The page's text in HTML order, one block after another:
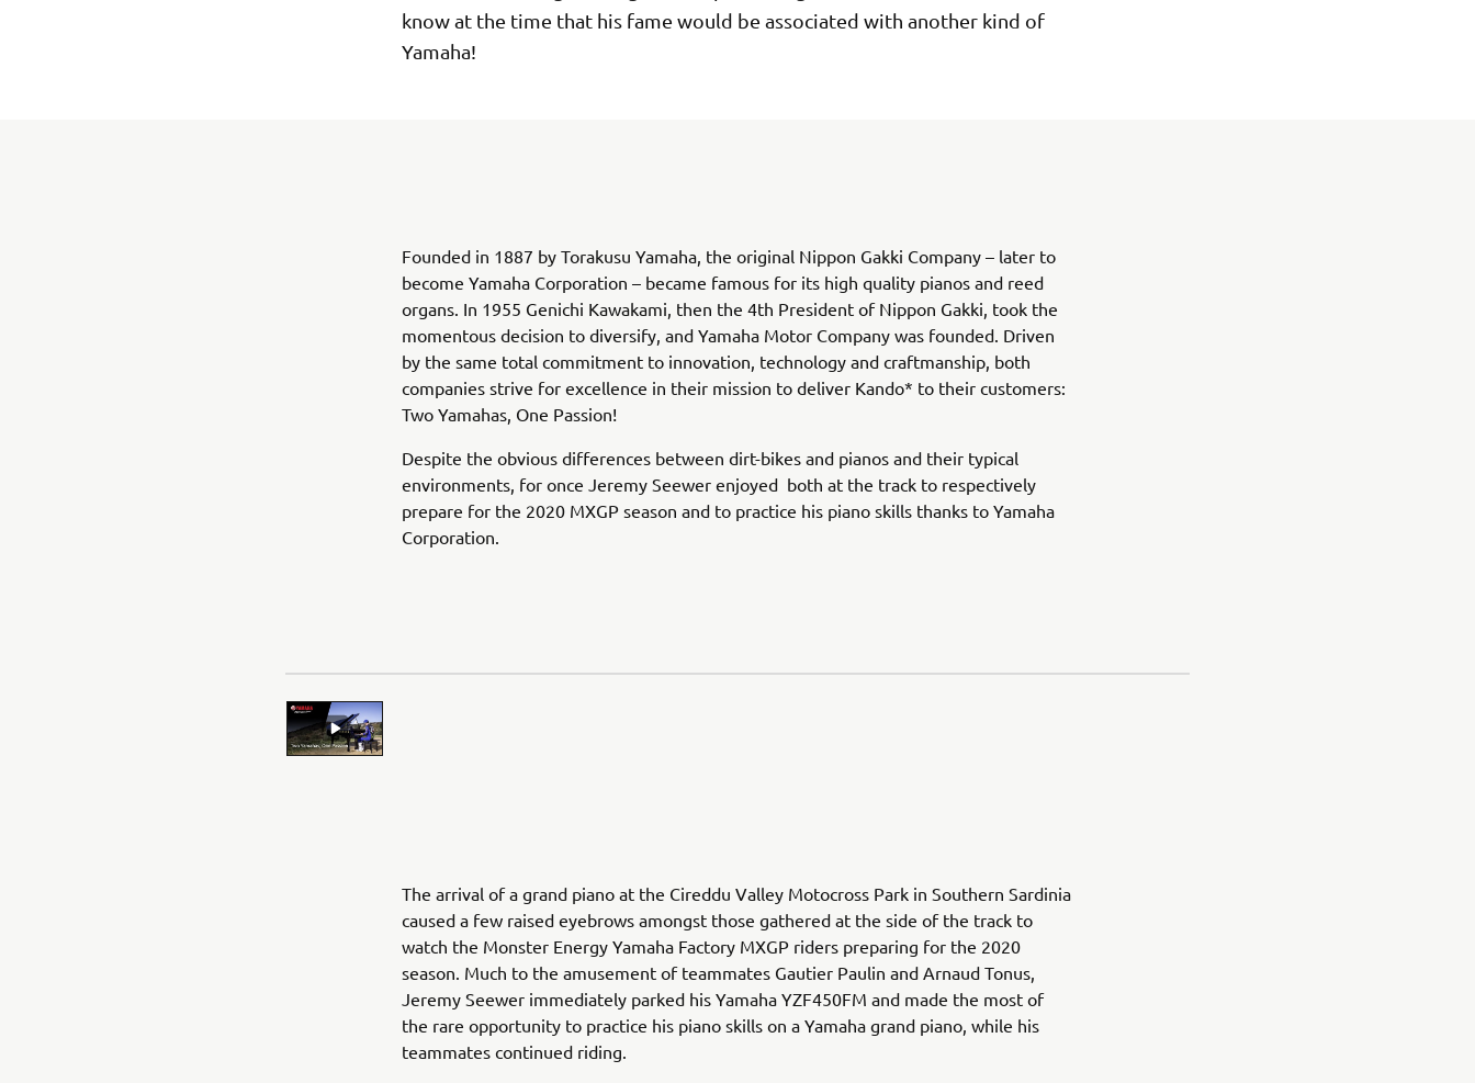
know at the time that his fame would be associated with another kind of
Yamaha!
Founded in 1887 by Torakusu Yamaha, the original Nippon Gakki Company – later to
become Yamaha Corporation – became famous for its high quality pianos and reed
organs. In 1955 Genichi Kawakami, then the 4th President of Nippon Gakki, took the
momentous decision to diversify, and Yamaha Motor Company was founded. Driven
by the same total commitment to innovation, technology and craftmanship, both
companies strive for excellence in their mission to deliver Kando* to their customers:
Two Yamahas, One Passion!
Despite the obvious differences between dirt-bikes and pianos and their typical
environments, for once Jeremy Seewer enjoyed both at the track to respectively
prepare for the 2020 MXGP season and to practice his piano skills thanks to Yamaha
Corporation.
The arrival of a grand piano at the Cireddu Valley Motocross Park in Southern Sardinia
caused a few raised eyebrows amongst those gathered at the side of the track to
watch the Monster Energy Yamaha Factory MXGP riders preparing for the 2020
season. Much to the amusement of teammates Gautier Paulin and Arnaud Tonus,
Jeremy Seewer immediately parked his Yamaha YZF450FM and made the most of
the rare opportunity to practice his piano skills on a Yamaha grand piano, while his
teammates continued riding.